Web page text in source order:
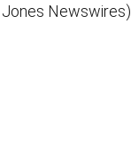
Jones Newswires)